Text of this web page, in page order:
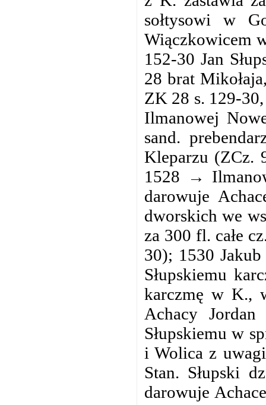
sołtysowi w
Wiączkowicem
152-30 Jan
28 brat
ZK 28 s. 129-
Ilmanowej
sand.
Kleparzu (ZCz.
1528 →
darowuje
dworskich we
za 300 fl. całe
30); 1530
Słupskiemu
karczmę w K.,
Achacy
Słupskiemu w
i Wolica z
Stan. Słupski
darowuje